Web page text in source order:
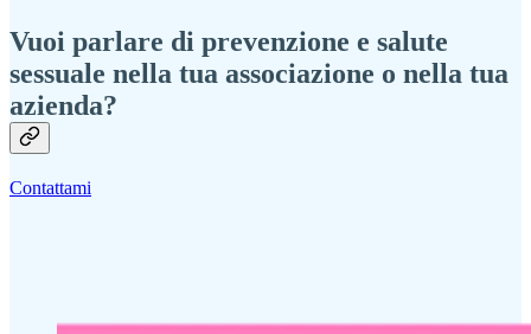
Vuoi parlare di prevenzione e salute
sessuale nella tua associazione o nella tua
azienda?
Contattami